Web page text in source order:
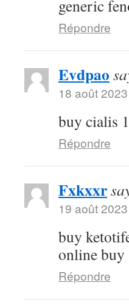
generic
Répondre
Evdpao
18 août
buy cialis
Répondre
Fxkxxr
19 août
buy
online buy
Répondre